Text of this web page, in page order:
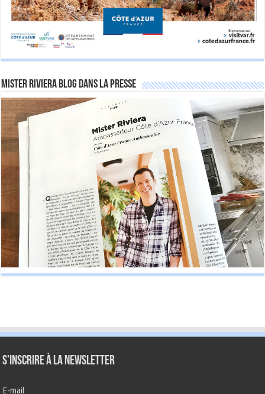
Mister Riviera Blog dans la Presse
S’inscrire à la newsletter
E-mail